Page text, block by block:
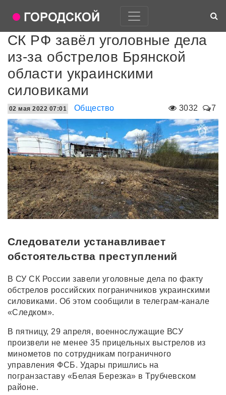
СК РФ завёл уголовные дела
из-за обстрелов Брянской
области украинскими
силовиками
3032 7
02 мая 2022 07:01 Общество
Следователи устанавливает
обстоятельства преступлений
В СУ СК России завели уголовные дела по факту
обстрелов российских пограничников украинскими
силовиками. Об этом сообщили в телеграм-канале
«Следком».
В пятницу, 29 апреля, военнослужащие ВСУ
произвели не менее 35 прицельных выстрелов из
минометов по сотрудникам пограничного
управления ФСБ. Удары пришлись на
погранзаставу «Белая Березка» в Трубчевском
районе.